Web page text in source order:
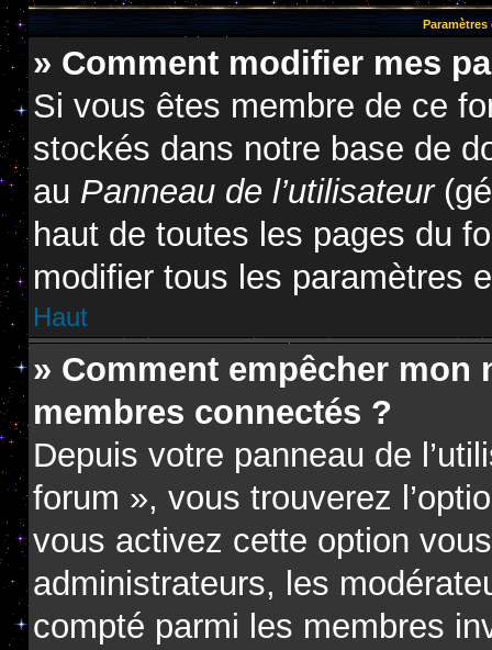
Paramètres
» Comment modifier mes
Si vous êtes membre de ce
stockés dans notre base de
au Panneau de l’utilisateur
haut de toutes les pages du
modifier tous les paramètres
Haut
» Comment empêcher mon
membres connectés ?
Depuis votre panneau de
forum », vous trouverez
vous activez cette option
administrateurs, les
compté parmi les membres